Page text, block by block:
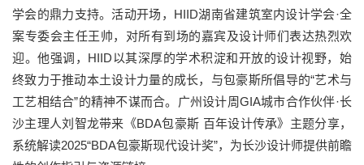
学会的鼎力支持。活动开场，HIID湖南省建筑室内设计学会·全
案专委会主任王帅，对所有到场的嘉宾及设计师们表达热烈欢
迎。他强调，HIID以其深厚的学术积淀和开放的设计视野，始
终致力于推动本土设计力量的成长，与包豪斯所倡导的“艺术与
工艺相结合”的精神不谋而合。广州设计周GIA城市合作伙伴·长
沙主理人刘智龙带来《BDA包豪斯 百年设计传承》主题分享，
系统解读2025“BDA包豪斯现代设计奖”，为长沙设计师提供前瞻